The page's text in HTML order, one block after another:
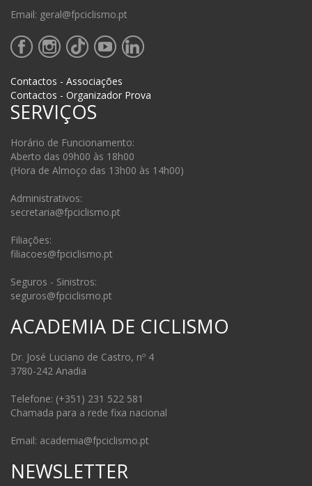
Email: geral@fpciclismo.pt
Contactos - Associações
Contactos - Organizador Prova
SERVIÇOS
Horário de Funcionamento:
Aberto das 09h00 às 18h00
(Hora de Almoço das 13h00 às 14h00)
Administrativos:
secretaria@fpciclismo.pt
Filiações:
filiacoes@fpciclismo.pt
Seguros - Sinistros:
seguros@fpciclismo.pt
ACADEMIA DE CICLISMO
Dr. José Luciano de Castro, nº 4
3780-242 Anadia
Telefone: (+351) 231 522 581
Chamada para a rede fixa nacional
Email: academia@fpciclismo.pt
NEWSLETTER